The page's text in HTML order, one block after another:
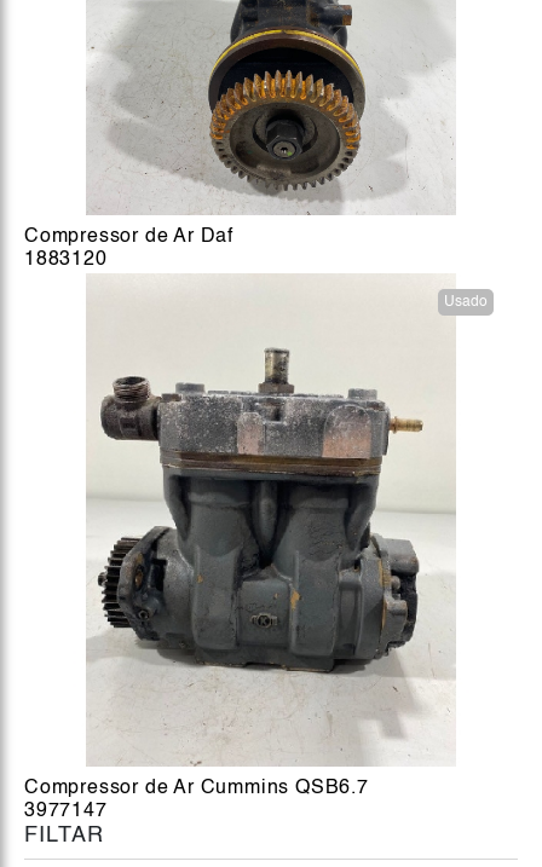
FILTAR
Compressor de Ar Daf
1883120
Usado
Compressor de Ar Cummins QSB6.7
3977147